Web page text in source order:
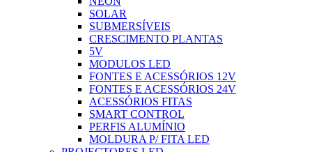
SOLAR
SUBMERSÍVEIS
CRESCIMENTO PLANTAS
5V
MODULOS LED
FONTES E ACESSÓRIOS 12V
FONTES E ACESSÓRIOS 24V
ACESSÓRIOS FITAS
SMART CONTROL
PERFIS ALUMÍNIO
MOLDURA P/ FITA LED